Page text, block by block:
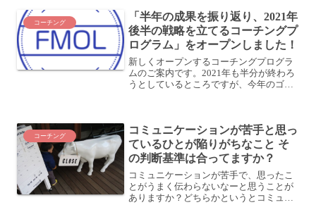
てきます。ひとつひ...
コーチング
「半年の成果を振り返り、2021年
後半の戦略を立てるコーチングプ
ログラム」をオープンしました！
新しくオープンするコーチングプログラ
ムのご案内です。2021年も半分が終わろ
うとしているところですが、今年のゴー
れていますか？今回の...
コーチング
コミュニケーションが苦手と思っ
ているひとが陥りがちなこと そ
の判断基準は合ってますか？
コミュニケーションが苦手で、思ったこ
とがうまく伝わらないなーと思うことが
ありますか？どちらかというとコミュニ